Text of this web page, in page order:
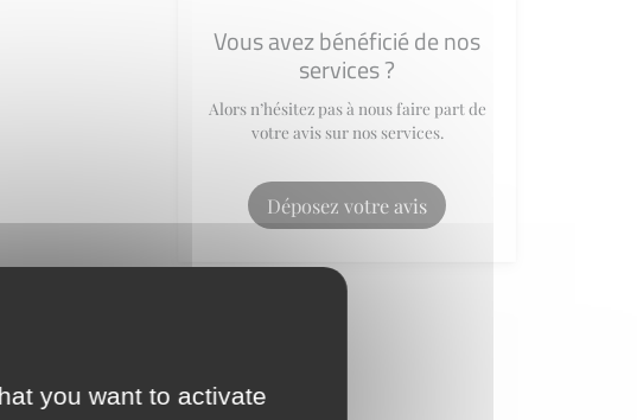
Vous avez bénéficié de nos
services ?
Alors n’hésitez pas à nous faire part de
votre avis sur nos services.
Déposez votre avis
you want to activate